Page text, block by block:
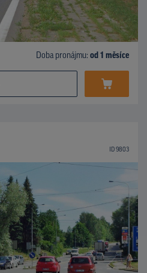
Doba pronájmu: od 1 měsíce
ID 9803